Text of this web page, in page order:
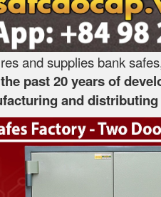
and supplies bank
past 20 years of
and